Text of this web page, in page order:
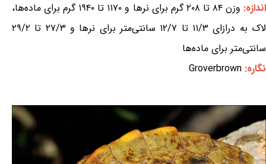
اندازه:
وزن ۸۴ تا ۲۰۸ گرم برای نرها و ۱۱۷۰ تا ۱۹۴۰ گرم برای ماده‌ها،
لاک به درازای ۱۱/۳ تا ۱۲/۷ سانتی‌متر برای نرها و ۲۷/۳ تا ۲۹/۲
سانتی‌متر برای ماده‌ها
نگاره: Groverbrown